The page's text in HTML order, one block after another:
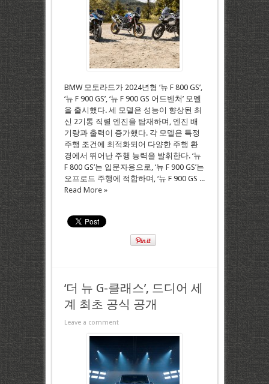
BMW 모토라드가 2024년형 ‘뉴 F 800 GS’,
‘뉴 F 900 GS’, ‘뉴 F 900 GS 어드벤처’ 모델
을 출시했다. 세 모델은 성능이 향상된 최
신 2기통 직렬 엔진을 탑재하며, 엔진 배
기량과 출력이 증가했다. 각 모델은 특정
주행 조건에 최적화되어 다양한 주행 환
경에서 뛰어난 주행 능력을 발휘한다. ‘뉴
F 800 GS’는 입문자용으로, ‘뉴 F 900 GS’는
오프로드 주행에 적합하며, ‘뉴 F 900 GS ...
Read More »
‘더 뉴 G-클래스’, 드디어 세
계 최초 공식 공개
Leave a comment